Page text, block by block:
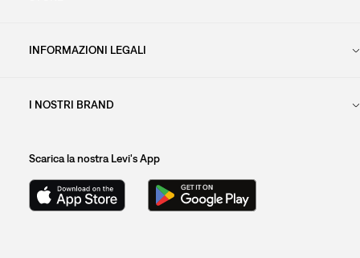
INFORMAZIONI LEGALI
I NOSTRI BRAND
Scarica la nostra Levi's App